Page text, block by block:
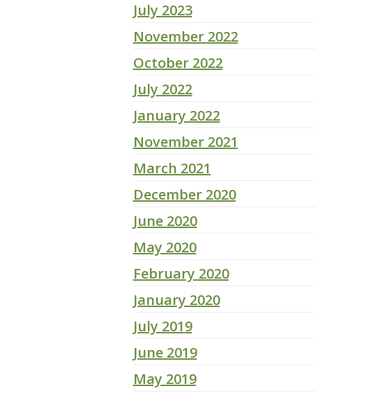
July 2023
November 2022
October 2022
July 2022
January 2022
November 2021
March 2021
December 2020
June 2020
May 2020
February 2020
January 2020
July 2019
June 2019
May 2019